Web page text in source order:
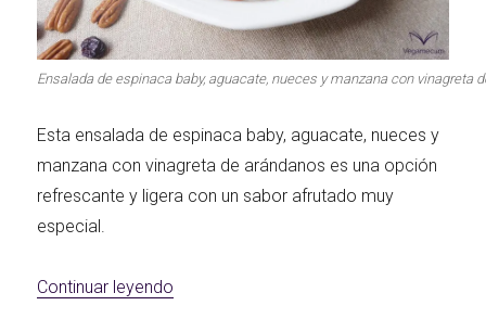
Ensalada de espinaca baby, aguacate, nueces y manzana con vinagreta
Esta ensalada de espinaca baby, aguacate, nueces y
manzana con vinagreta de arándanos es una opción
refrescante y ligera con un sabor afrutado muy
especial.
Continuar leyendo